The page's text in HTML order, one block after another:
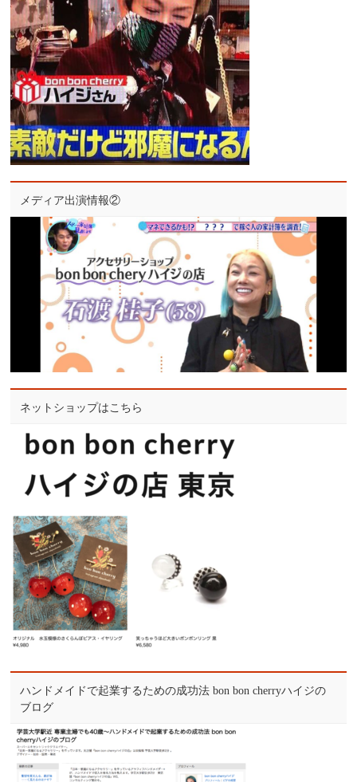
メディア出演情報②
ネットショップはこちら
ハンドメイドで起業するための成功法 bon bon cherryハイジの
ブログ